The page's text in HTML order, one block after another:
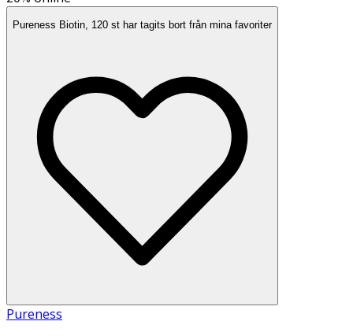
Pureness Biotin, 120 st har tagits bort från mina favoriter
Pureness